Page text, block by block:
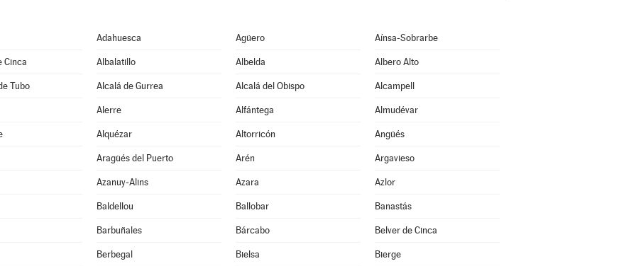
Adahuesca Agüero Aínsa-Sobrarbe
Cinca Albalatillo Albelda Albero Alto
Tubo Alcalá de Gurrea Alcalá del Obispo Alcampell
Alerre Alfántega Almudévar
Alquézar Altorricón Angüés
Aragüés del Puerto Arén Argavieso
Azanuy-Alins Azara Azlor
Baldellou Ballobar Banastás
Barbuñales Bárcabo Belver de Cinca
Berbegal Bielsa Bierge